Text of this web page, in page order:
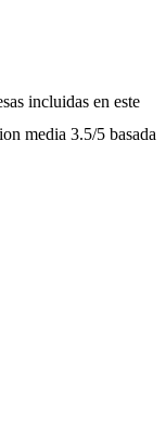
incluidas en este
media 3.5/5 basada